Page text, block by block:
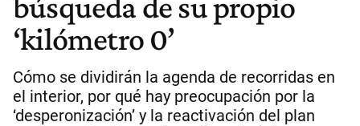
‘kilómetro 0’
Cómo se dividirán la agenda de recorridas en
el interior, por qué hay preocupación por la
‘desperonización’ y la reactivación del plan